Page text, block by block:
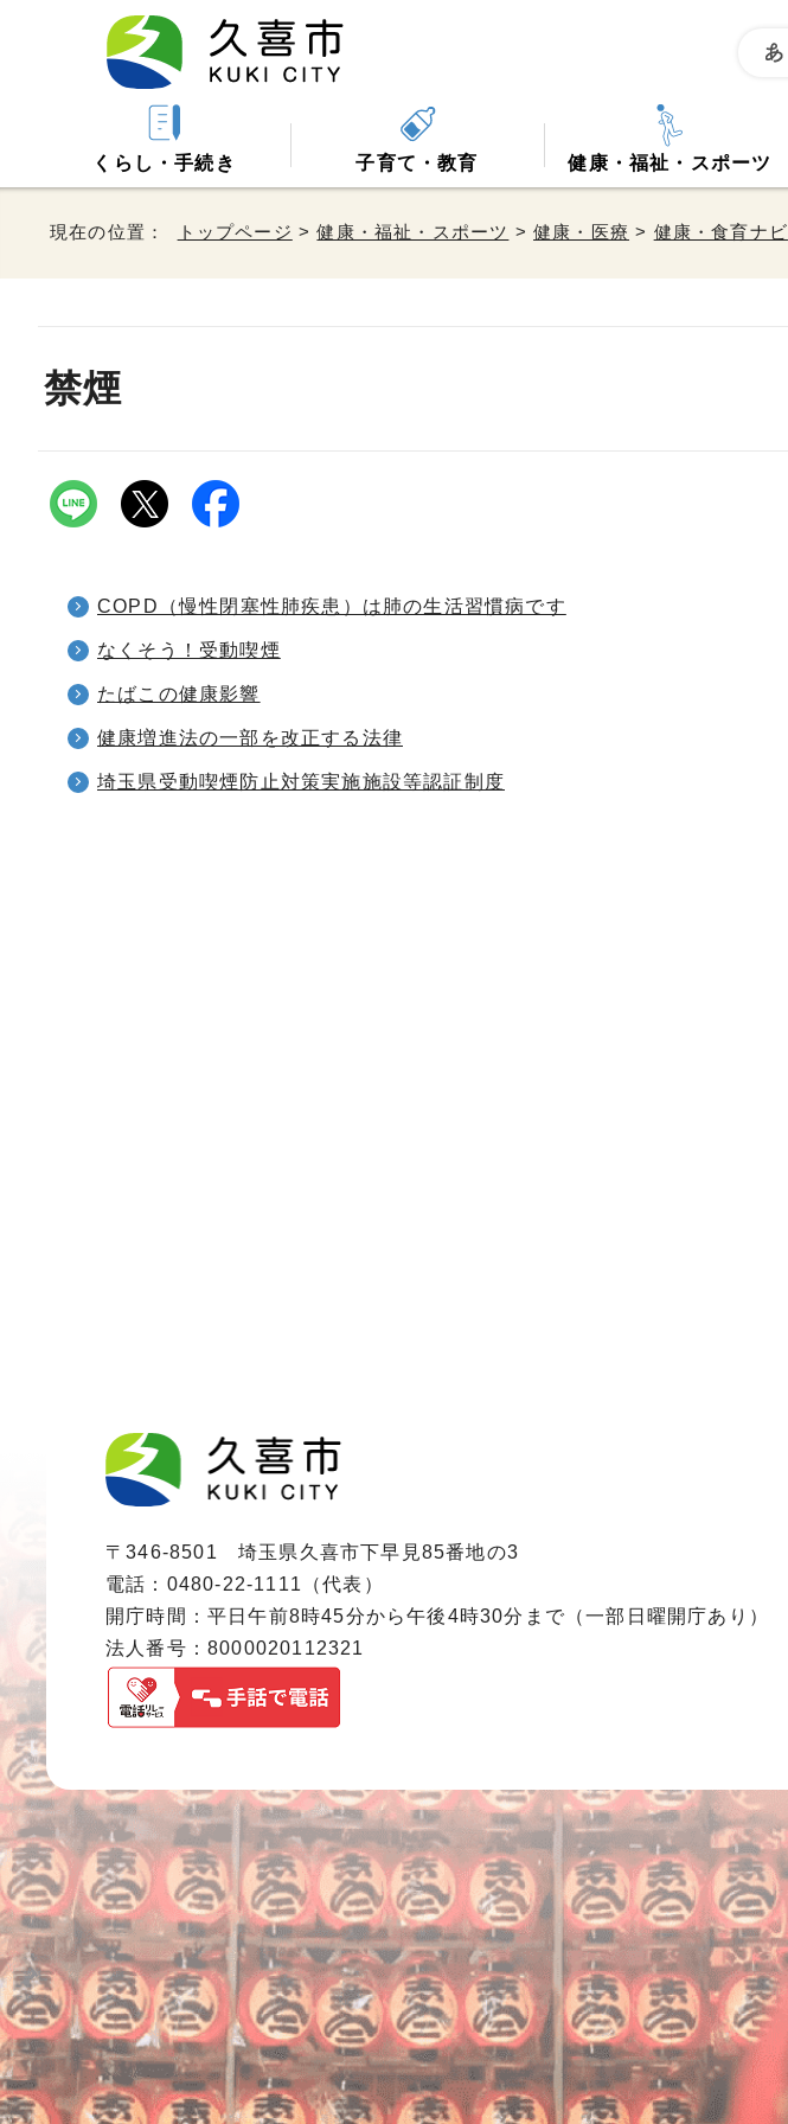
くらし・手続き 子育て・教育 健康・福祉・スポーツ
現在の位置： トップページ >健康・福祉・スポーツ >健康・医療 > 健康・食育ナビ
禁煙
COPD（慢性閉塞性肺疾患）は肺の生活習慣病です
なくそう！受動喫煙
たばこの健康影響
健康増進法の一部を改正する法律
埼玉県受動喫煙防止対策実施施設等認証制度
〒346-8501 埼玉県久喜市下早見85番地の3
電話：0480-22-1111（代表）
開庁時間：平日午前8時45分から午後4時30分まで（一部日曜開庁あり）
法人番号：8000020112321